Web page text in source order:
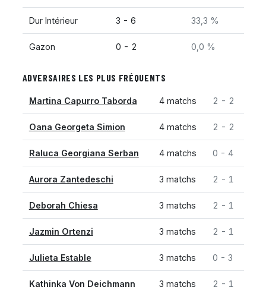
Dur Intérieur 3 - 6 33,3 %
Gazon 0 - 2 0,0 %
ADVERSAIRES LES PLUS FRÉQUENTS
Martina Capurro Taborda 4 matchs 2 - 2
Oana Georgeta Simion 4 matchs 2 - 2
Raluca Georgiana Serban 4 matchs 0 - 4
Aurora Zantedeschi 3 matchs 2 - 1
Deborah Chiesa 3 matchs 2 - 1
Jazmin Ortenzi 3 matchs 2 - 1
Julieta Estable 3 matchs 0 - 3
Kathinka Von Deichmann 3 matchs 2 - 1